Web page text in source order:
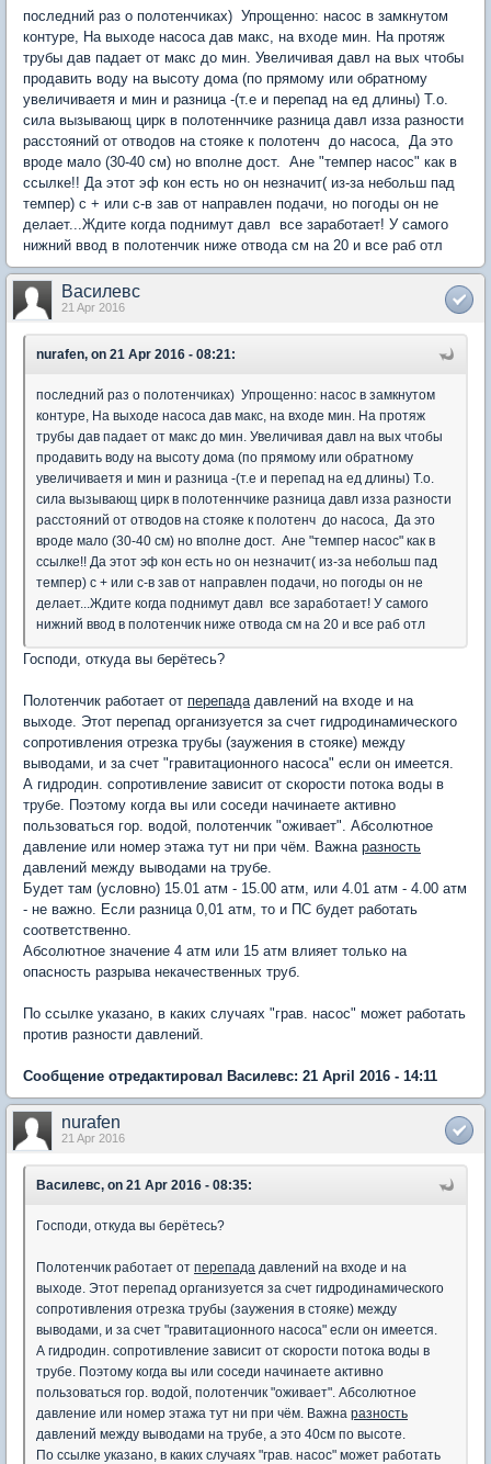
последний раз о полотенчиках) Упрощенно: насос в замкнутом
контуре, На выходе насоса дав макс, на входе мин. На протяж
трубы дав падает от макс до мин. Увеличивая давл на вых чтобы
продавить воду на высоту дома (по прямому или обратному
увеличиваетя и мин и разница -(т.е и перепад на ед длины) Т.о.
сила вызывающ цирк в полотеннчике разница давл изза разности
расстояний от отводов на стояке к полотенч до насоса, Да это
вроде мало (30-40 см) но вполне дост. Ане "темпер насос" как в
ссылке!! Да этот эф кон есть но он незначит( из-за небольш пад
темпер) с + или с-в зав от направлен подачи, но погоды он не
делает...Ждите когда поднимут давл все заработает! У самого
нижний ввод в полотенчик ниже отвода см на 20 и все раб отл
Василевс
21 Apr 2016
nurafen, on 21 Apr 2016 - 08:21:
последний раз о полотенчиках) Упрощенно: насос в замкнутом
контуре, На выходе насоса дав макс, на входе мин. На протяж
трубы дав падает от макс до мин. Увеличивая давл на вых чтобы
продавить воду на высоту дома (по прямому или обратному
увеличиваетя и мин и разница -(т.е и перепад на ед длины) Т.о.
сила вызывающ цирк в полотеннчике разница давл изза разности
расстояний от отводов на стояке к полотенч до насоса, Да это
вроде мало (30-40 см) но вполне дост. Ане "темпер насос" как в
ссылке!! Да этот эф кон есть но он незначит( из-за небольш пад
темпер) с + или с-в зав от направлен подачи, но погоды он не
делает...Ждите когда поднимут давл все заработает! У самого
нижний ввод в полотенчик ниже отвода см на 20 и все раб отл
Господи, откуда вы берётесь?
Полотенчик работает от перепада давлений на входе и на
выходе. Этот перепад организуется за счет гидродинамического
сопротивления отрезка трубы (заужения в стояке) между
выводами, и за счет "гравитационного насоса" если он имеется.
А гидродин. сопротивление зависит от скорости потока воды в
трубе. Поэтому когда вы или соседи начинаете активно
пользоваться гор. водой, полотенчик "оживает". Абсолютное
давление или номер этажа тут ни при чём. Важна разность
давлений между выводами на трубе.
Будет там (условно) 15.01 атм - 15.00 атм, или 4.01 атм - 4.00 атм
- не важно. Если разница 0,01 атм, то и ПС будет работать
соответственно.
Абсолютное значение 4 атм или 15 атм влияет только на
опасность разрыва некачественных труб.
По ссылке указано, в каких случаях "грав. насос" может работать
против разности давлений.
Сообщение отредактировал Василевс: 21 April 2016 - 14:11
nurafen
21 Apr 2016
Василевс, on 21 Apr 2016 - 08:35:
Господи, откуда вы берётесь?
Полотенчик работает от перепада давлений на входе и на
выходе. Этот перепад организуется за счет гидродинамического
сопротивления отрезка трубы (заужения в стояке) между
выводами, и за счет "гравитационного насоса" если он имеется.
А гидродин. сопротивление зависит от скорости потока воды в
трубе. Поэтому когда вы или соседи начинаете активно
пользоваться гор. водой, полотенчик "оживает". Абсолютное
давление или номер этажа тут ни при чём. Важна разность
давлений между выводами на трубе, а это 40см по высоте.
По ссылке указано, в каких случаях "грав. насос" может работать